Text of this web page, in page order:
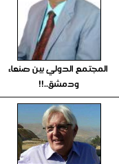
المجتمع الدولي بين صنعاء
ودمشق..!!